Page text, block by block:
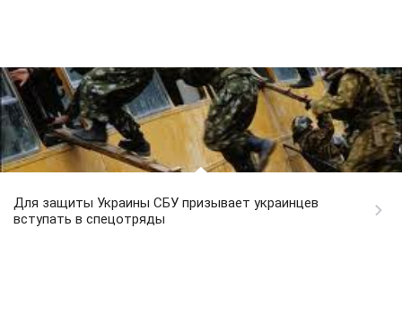
Для защиты Украины СБУ призывает украинцев
вступать в спецотряды